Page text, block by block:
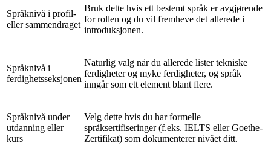
Språknivå i profil-
eller sammendraget
Bruk dette hvis ett bestemt språk er avgjørende
for rollen og du vil fremheve det allerede i
introduksjonen.
Språknivå i
ferdighetsseksjonen
Naturlig valg når du allerede lister tekniske
ferdigheter og myke ferdigheter, og språk
inngår som ett element blant flere.
Språknivå under
utdanning eller
kurs
Velg dette hvis du har formelle
språksertifiseringer (f.eks. IELTS eller Goethe-
Zertifikat) som dokumenterer nivået ditt.